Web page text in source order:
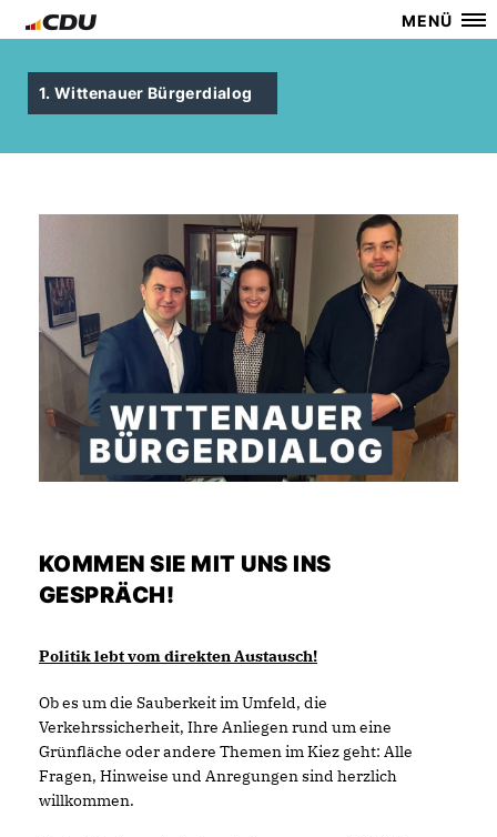
MENÜ
1. Wittenauer Bürgerdialog
KOMMEN SIE MIT UNS INS
GESPRÄCH!
Politik lebt vom direkten Austausch!
Ob es um die Sauberkeit im Umfeld, die
Verkehrssicherheit, Ihre Anliegen rund um eine
Grünfläche oder andere Themen im Kiez geht: Alle
Fragen, Hinweise und Anregungen sind herzlich
willkommen.